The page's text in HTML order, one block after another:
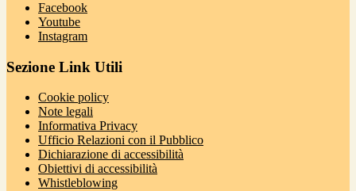
Facebook
Youtube
Instagram
Sezione Link Utili
Cookie policy
Note legali
Informativa Privacy
Ufficio Relazioni con il Pubblico
Dichiarazione di accessibilità
Obiettivi di accessibilità
Whistleblowing